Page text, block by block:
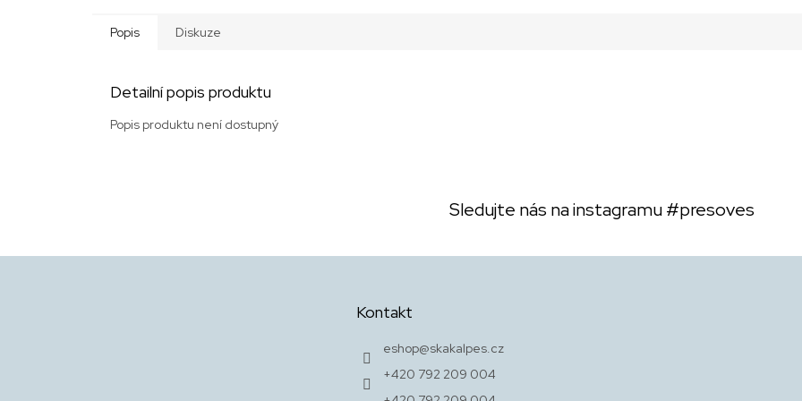
Popis Diskuze
Detailní popis produktu
Popis produktu není dostupný
Sledujte nás na instagramu#presoves
Kontakt
eshop@skakalpes.cz
+420 792 209 004